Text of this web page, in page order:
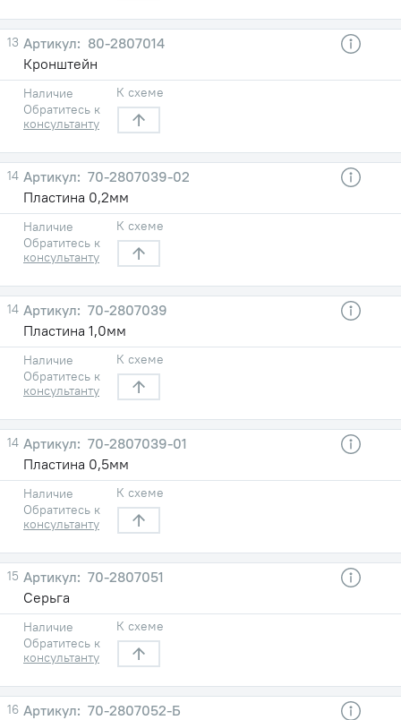
13
80-2807014
Кронштейн
Наличие
Обратитесь к
консультанту
К схеме
14
70-2807039-02
Пластина 0,2мм
Наличие
Обратитесь к
консультанту
К схеме
14
70-2807039
Пластина 1,0мм
Наличие
Обратитесь к
консультанту
К схеме
14
70-2807039-01
Пластина 0,5мм
Наличие
Обратитесь к
консультанту
К схеме
15
70-2807051
Серьга
Наличие
Обратитесь к
консультанту
К схеме
16
70-2807052-Б